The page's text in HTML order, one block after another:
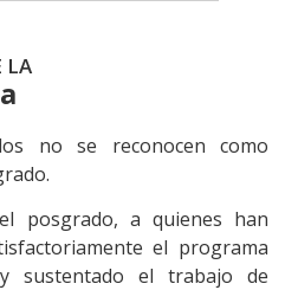
LA
no se reconocen como
posgrado, a quienes han
el programa
sustentado el trabajo de